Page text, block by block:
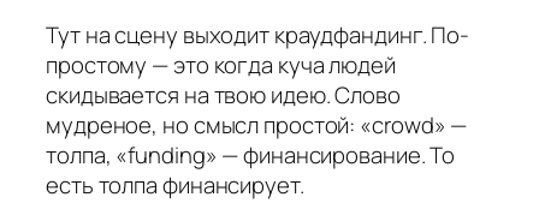
Тут на сцену выходит краудфандинг. По-
простому — это когда куча людей
скидывается на твою идею. Слово
мудреное, но смысл простой: «crowd» —
толпа, «funding» — финансирование. То
есть толпа финансирует.